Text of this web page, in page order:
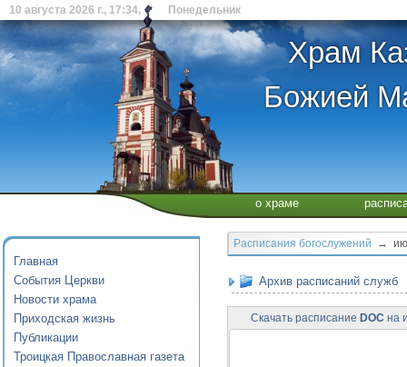
10 августа 2026 г., 17:34, Понедельник
Храм
Божией
о храме
Главная
События Церкви
Новости храма
Приходская жизнь
Публикации
Троицкая Православная газета
Расписания богослужений →
Архив расписаний служб
Скачать расписание DOC на